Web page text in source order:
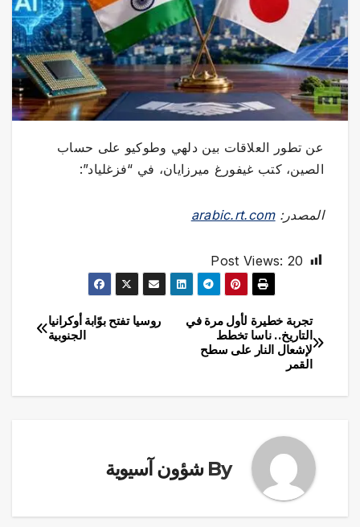
عن تطور العلاقات بين دلهي وطوكيو على حساب
الصين، كتب غيفورغ ميرزايان، في “فزغلياد”:
المصدر:arabic.rt.com
Post Views: 20
تصفّح
المقالات
روسيا تفتح بوّابة أوكرانيا
الجنوبية
تجربة خطيرة لأول مرة في
التاريخ.. ناسا تخطط
ﻹشعال النار على سطح
القمر
By شؤون آسيوية